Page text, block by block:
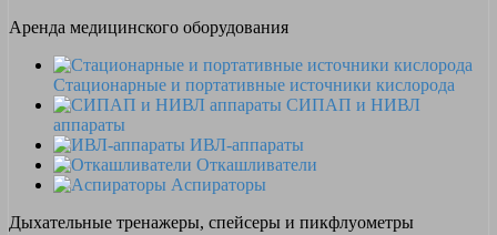
Аренда медицинского оборудования
Стационарные и портативные источники кислорода
СИПАП и НИВЛ
аппараты
ИВЛ-аппараты
Откашливатели
Аспираторы
Дыхательные тренажеры, спейсеры и пикфлуометры